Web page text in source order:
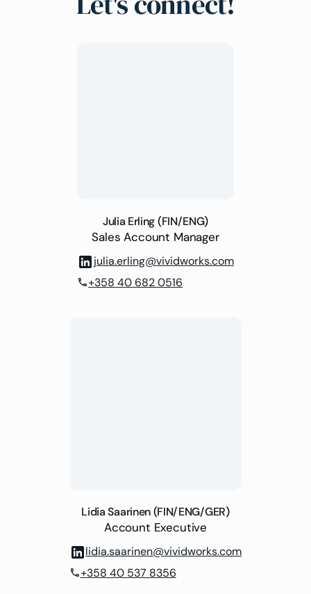
Julia Erling (FIN/ENG)
Sales Account Manager
julia.erling@vividworks.com
phone+358 40 682 0516
Lidia Saarinen (FIN/ENG/GER)
Account Executive
lidia.saarinen@vividworks.com
phone+358 40 537 8356